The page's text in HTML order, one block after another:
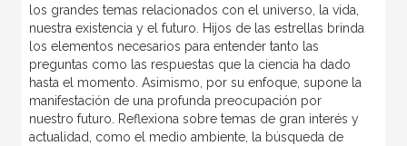
los grandes temas relacionados con el universo, la vida,
nuestra existencia y el futuro. Hijos de las estrellas brinda
los elementos necesarios para entender tanto las
preguntas como las respuestas que la ciencia ha dado
hasta el momento. Asimismo, por su enfoque, supone la
manifestación de una profunda preocupación por
nuestro futuro. Reflexiona sobre temas de gran interés y
actualidad, como el medio ambiente, la búsqueda de